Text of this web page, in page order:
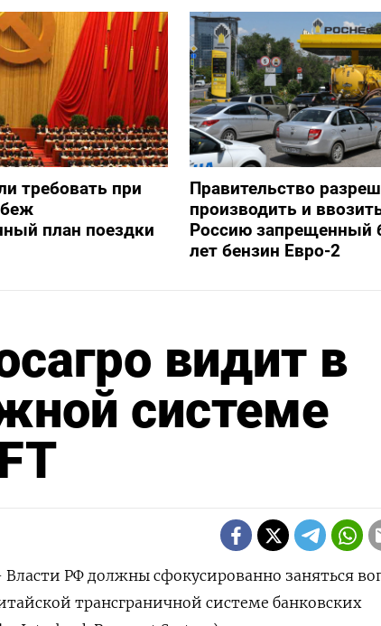
требовать при
план поездки
Правительство
производить и
Россию запрещенный
лет бензин Евро-2
видит в
системе
РФ должны сфокусированно заняться
трансграничной системе банковских